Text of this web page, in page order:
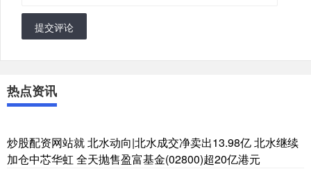
提交评论
热点资讯
炒股配资网站就 北水动向|北水成交净卖出13.98亿 北水继续
加仓中芯华虹 全天抛售盈富基金(02800)超20亿港元